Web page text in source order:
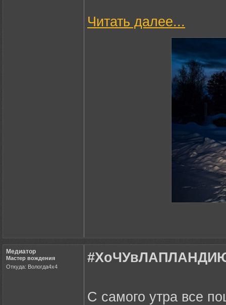
Читать далее...
Медиатор
Мастер вождения
Откуда: Вологда4х4
С самого утра все